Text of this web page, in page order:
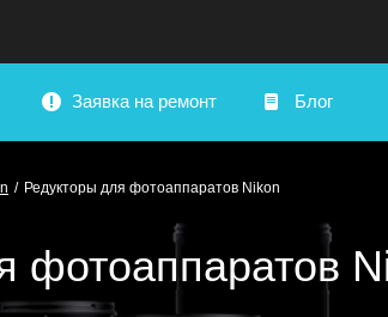
Заявка на ремонт Блог
/ Редукторы для фотоаппаратов Nikon
фотоаппаратов